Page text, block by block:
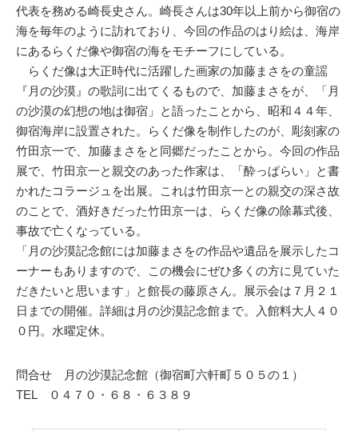
代表を務める崎長史さん。崎長さんは30年以上前から御宿の
海を毎年のように訪れており、今回の作品のはり絵は、海岸
にあるらくだ像や御宿の海をモチーフにしている。
らくだ像は大正時代に活躍した画家の加藤まさをの童謡
『月の沙漠』の歌詞に出てくるもので、加藤まさをが、「月
の沙漠の幻想の地は御宿」と語ったことから、昭和４４年、
御宿海岸に設置された。らくだ像を制作したのが、彫刻家の
竹田京一で、加藤まさをと同郷だったことから。今回の作品
展で、竹田京一と親交のあった作家は、「酔っぱらい」と書
かれたコラージュを出展。これは竹田京一との親交の深さ故
のことで、酒好きだった竹田京一は、らくだ像の除幕式後、
事故で亡くなっている。
「月の沙漠記念館には加藤まさをの作品や遺品を展示したコ
ーナーもありますので、この機会にぜひ多くの方に見ていた
だきたいと思います」と館長の藤原さん。展示会は７月２１
日までの開催。詳細は月の沙漠記念館まで。入館料大人４０
０円。水曜定休。
問合せ 月の沙漠記念館（御宿町六軒町５０５の１）
TEL ０４７０・６８・６３８９